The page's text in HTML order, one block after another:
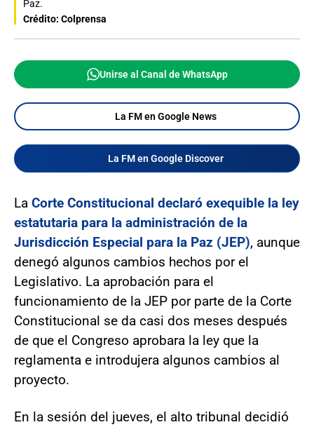
Paz.
Crédito: Colprensa
Unirse al Canal de WhatsApp
La FM en Google News
La FM en Google Discover
La Corte Constitucional declaró exequible la ley
estatutaria para la administración de la
Jurisdicción Especial para la Paz (JEP), aunque
denegó algunos cambios hechos por el
Legislativo. La aprobación para el
funcionamiento de la JEP por parte de la Corte
Constitucional se da casi dos meses después
de que el Congreso aprobara la ley que la
reglamenta e introdujera algunos cambios al
proyecto.
En la sesión del jueves, el alto tribunal decidió